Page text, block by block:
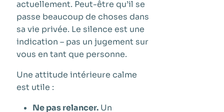
actuellement. Peut-être qu’il se
passe beaucoup de choses dans
sa vie privée. Le silence est une
indication – pas un jugement sur
vous en tant que personne.
Une attitude intérieure calme
est utile :
Ne pas relancer.Un